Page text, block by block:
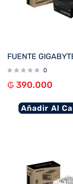
0
₲ 390.000
Añadir Al